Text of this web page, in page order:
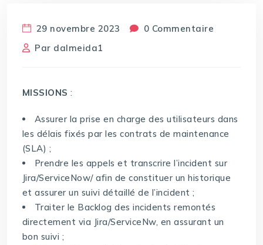
29 novembre 2023
0 Commentaire
Par dalmeida1
MISSIONS:
Assurer la prise en charge des utilisateurs dans
les délais fixés par les contrats de maintenance
(SLA) ;
Prendre les appels et transcrire l’incident sur
Jira/ServiceNow/ afin de constituer un historique
et assurer un suivi détaillé de l’incident ;
Traiter le Backlog des incidents remontés
directement via Jira/ServiceNw, en assurant un
bon suivi ;